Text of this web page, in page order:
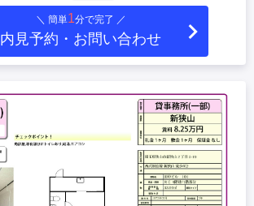
＼ 簡単1分で完了 ／
内見予約・お問い合わせ